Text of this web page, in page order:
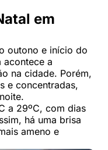
em
outono e início do
acontece a
na cidade. Porém,
e concentradas,
a 29ºC, com dias
há uma brisa
ameno e